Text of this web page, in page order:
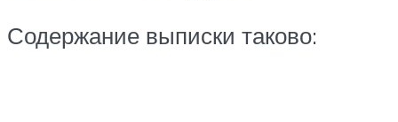
Содержание выписки таково: